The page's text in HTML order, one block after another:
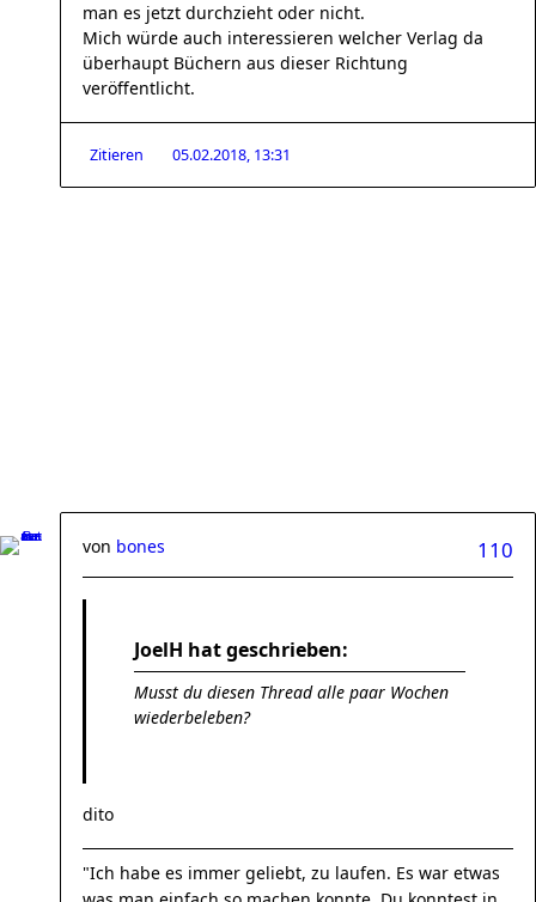
man es jetzt durchzieht oder nicht.
Mich würde auch interessieren welcher Verlag da
überhaupt Büchern aus dieser Richtung
veröffentlicht.
Zitieren 05.02.2018, 13:31
110
von bones
JoelH hat geschrieben:
Musst du diesen Thread alle paar Wochen
wiederbeleben?
dito
"Ich habe es immer geliebt, zu laufen. Es war etwas